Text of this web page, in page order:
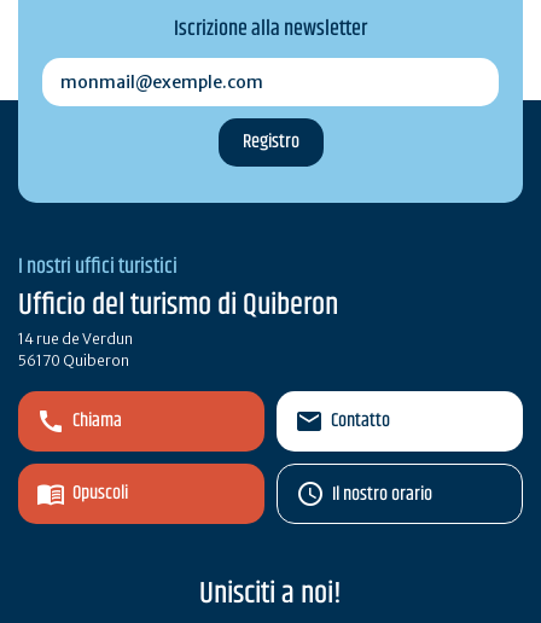
Iscrizione alla newsletter
monmail@exemple.com
I nostri uffici turistici
Ufficio del turismo di Quiberon
14 rue de Verdun
56170 Quiberon
Chiama
Opuscoli
Contatto
Il nostro orario
Unisciti a noi!